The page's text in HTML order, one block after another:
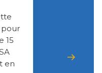
15
en